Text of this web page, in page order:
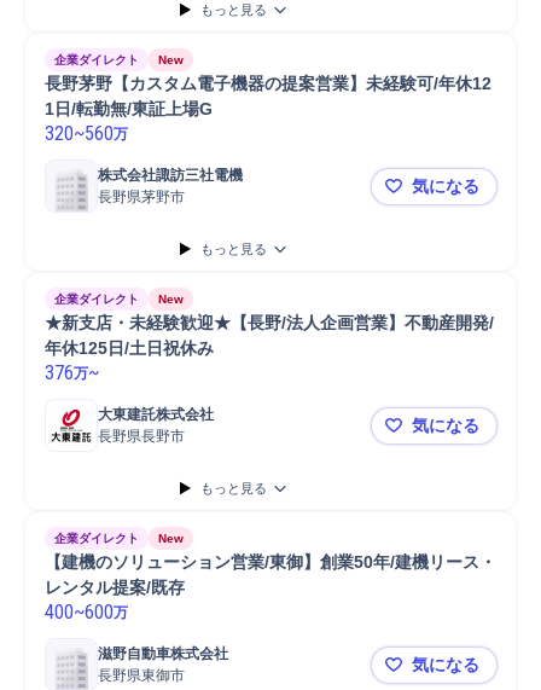
もっと見る
企業ダイレクト New
長野茅野【カスタム電子機器の提案営業】未経験可/年休12
1日/転勤無/東証上場G
320~560万
株式会社諏訪三社電機
長野県茅野市
長野茅野【
気になる
もっと見る
企業ダイレクト New
★新支店・未経験歓迎★【長野/法人企画営業】不動産開発/
年休125日/土日祝休み
376万~
大東建託株式会社
長野県長野市
★新支店・
気になる
もっと見る
企業ダイレクト New
【建機のソリューション営業/東御】創業50年/建機リース・
レンタル提案/既存
400~600万
滋野自動車株式会社
長野県東御市
【建機のソ
気になる